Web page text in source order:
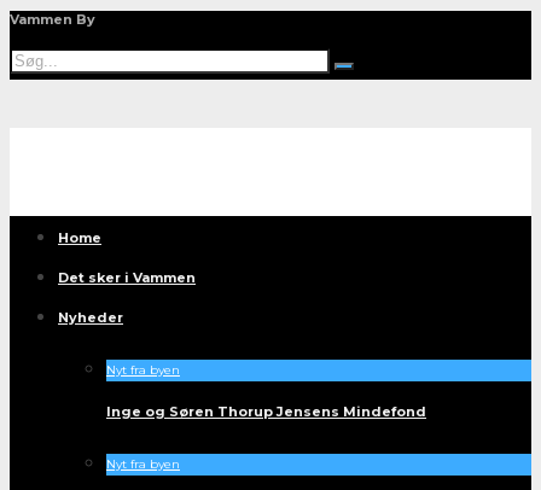
Vammen By
Home
Det sker i Vammen
Nyheder
Nyt fra byen
Inge og Søren Thorup Jensens Mindefond
Nyt fra byen